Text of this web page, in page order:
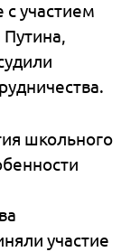
с участием
школьного
участие